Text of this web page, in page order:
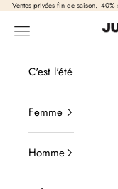
Passer au contenu
Ventes privées fin de saison. -
Ouvrir la navigation
C'est l'été
Femme
Homme